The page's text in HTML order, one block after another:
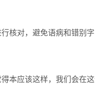
核对，避免语病和错别
本应该这样，我们会在